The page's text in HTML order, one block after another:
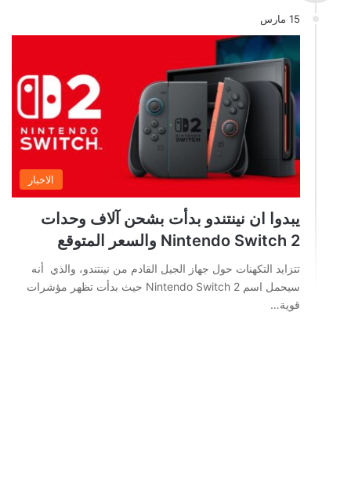
15 مارس
الاخبار
يبدوا ان نينتندو بدأت بشحن آلاف وحدات
Nintendo Switch 2 والسعر المتوقع
تتزايد التكهنات حول جهاز الجيل القادم من نينتندو، والذي أنه
سيحمل اسم Nintendo Switch 2 حيث بدأت تظهر مؤشرات
قوية…